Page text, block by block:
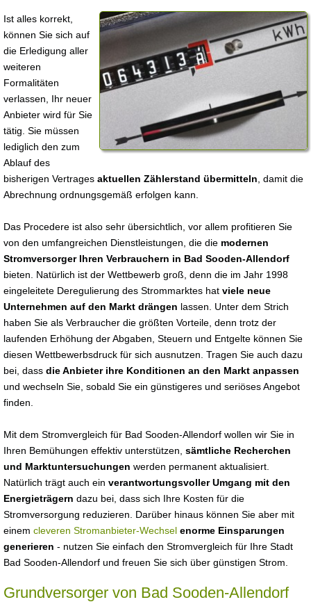
Ist alles korrekt,
können Sie sich auf
die Erledigung aller
weiteren
Formalitäten
verlassen, Ihr neuer
Anbieter wird für Sie
tätig. Sie müssen
lediglich den zum
Ablauf des
bisherigen Vertrages aktuellen Zählerstand übermitteln , damit die
Abrechnung ordnungsgemäß erfolgen kann.
Das Procedere ist also sehr übersichtlich, vor allem profitieren Sie
von den umfangreichen Dienstleistungen, die die modernen
Stromversorger Ihren Verbrauchern in Bad Sooden-Allendorf
bieten. Natürlich ist der Wettbewerb groß, denn die im Jahr 1998
eingeleitete Deregulierung des Strommarktes hat viele neue
Unternehmen auf den Markt drängen lassen. Unter dem Strich
haben Sie als Verbraucher die größten Vorteile, denn trotz der
laufenden Erhöhung der Abgaben, Steuern und Entgelte können Sie
diesen Wettbewerbsdruck für sich ausnutzen. Tragen Sie auch dazu
bei, dass die Anbieter ihre Konditionen an den Markt anpassen
und wechseln Sie, sobald Sie ein günstigeres und seriöses Angebot
finden.
Mit dem Stromvergleich für Bad Sooden-Allendorf wollen wir Sie in
Ihren Bemühungen effektiv unterstützen, sämtliche Recherchen
und Marktuntersuchungen werden permanent aktualisiert.
Natürlich trägt auch ein verantwortungsvoller Umgang mit den
Energieträgern dazu bei, dass sich Ihre Kosten für die
Stromversorgung reduzieren. Darüber hinaus können Sie aber mit
einem cleveren Stromanbieter-Wechsel enorme Einsparungen
generieren - nutzen Sie einfach den Stromvergleich für Ihre Stadt
Bad Sooden-Allendorf und freuen Sie sich über günstigen Strom.
Grundversorger von Bad Sooden-Allendorf